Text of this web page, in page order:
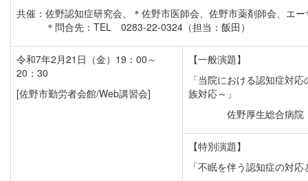
共催：佐野認知症研究会、＊佐野市医師会、佐野市薬剤師会、エ
＊問合先：TEL 0283-22-0324（担当：飯田）
令和7年2月21日（金）19：00～
20：30
[佐野市勤労者会館/Web講習会]
【一般演題】
「当院における認知症対
族対応～」
佐野厚生総合病
【特別演題】
「不眠を伴う認知症の対